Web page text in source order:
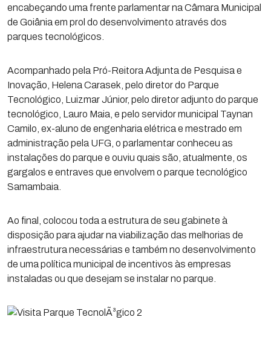
encabeçando uma frente parlamentar na Câmara Municipal
de Goiânia em prol do desenvolvimento através dos
parques tecnológicos.
Acompanhado pela Pró-Reitora Adjunta de Pesquisa e
Inovação, Helena Carasek, pelo diretor do Parque
Tecnológico, Luizmar Júnior, pelo diretor adjunto do parque
tecnológico, Lauro Maia, e pelo servidor municipal Taynan
Camilo, ex-aluno de engenharia elétrica e mestrado em
administração pela UFG, o parlamentar conheceu as
instalações do parque e ouviu quais são, atualmente, os
gargalos e entraves que envolvem o parque tecnológico
Samambaia.
Ao final, colocou toda a estrutura de seu gabinete à
disposição para ajudar na viabilização das melhorias de
infraestrutura necessárias e também no desenvolvimento
de uma política municipal de incentivos às empresas
instaladas ou que desejam se instalar no parque.